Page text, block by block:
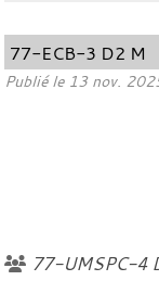
77-ECB-3 D2 M
Publié le 13 nov.
77-UMSPC-4